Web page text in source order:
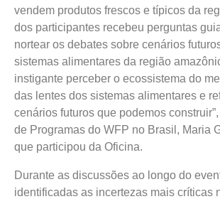
vendem produtos frescos e típicos da
dos participantes recebeu perguntas
nortear os debates sobre cenários
sistemas alimentares da região
instigante perceber o ecossistema do
das lentes dos sistemas alimentares e
cenários futuros que podemos
de Programas do WFP no Brasil, Maria
que participou da Oficina.
Durante as discussões ao longo do
identificadas as incertezas mais críticas